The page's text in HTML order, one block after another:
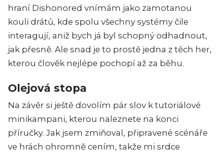
hraní Dishonored vnímám jako zamotanou
kouli drátů, kde spolu všechny systémy čile
interagují, aniž bych já byl schopný odhadnout,
jak přesně. Ale snad je to prostě jedna z těch her,
kterou člověk nejlépe pochopí až za běhu.
Olejová stopa
Na závěr si ještě dovolím pár slov k tutoriálové
minikampani, kterou naleznete na konci
příručky. Jak jsem zmiňoval, připravené scénáře
ve hrách ohromně cením, takže mi srdce